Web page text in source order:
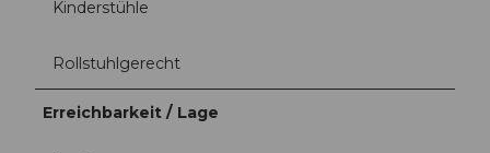
Kinderstühle
Rollstuhlgerecht
Erreichbarkeit / Lage